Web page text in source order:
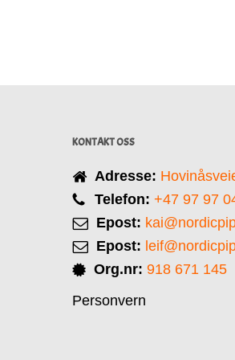
KONTAKT OSS
Adresse:
Telefon: +47 97 97
Epost:
Epost:
Org.nr: 918 671 145
Personvern